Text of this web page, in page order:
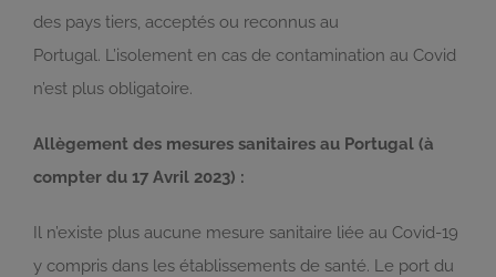
des pays tiers, acceptés ou reconnus au
Portugal. L’isolement en cas de contamination au Covid
n’est plus obligatoire.
Allègement des mesures sanitaires au Portugal (à
compter du 17 Avril 2023) :
Il n’existe plus aucune mesure sanitaire liée au Covid-19
y compris dans les établissements de santé. Le port du